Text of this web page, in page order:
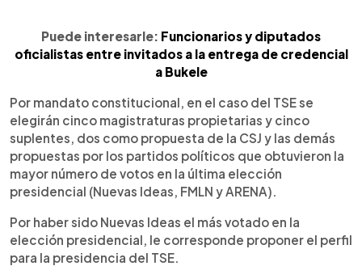
Puede interesarle: Funcionarios y diputados
oficialistas entre invitados a la entrega de credencial
a Bukele
Por mandato constitucional, en el caso del TSE se
elegirán cinco magistraturas propietarias y cinco
suplentes, dos como propuesta de la CSJ y las demás
propuestas por los partidos políticos que obtuvieron la
mayor número de votos en la última elección
presidencial (Nuevas Ideas, FMLN y ARENA).
Por haber sido Nuevas Ideas el más votado en la
elección presidencial, le corresponde proponer el perfil
para la presidencia del TSE.